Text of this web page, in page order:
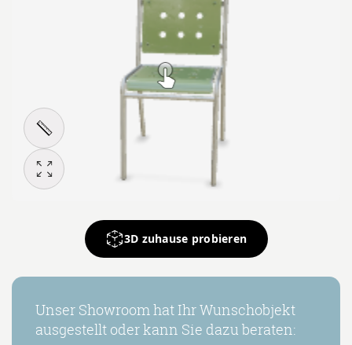
3D zuhause probieren
Unser Showroom hat Ihr Wunschobjekt
ausgestellt oder kann Sie dazu beraten: